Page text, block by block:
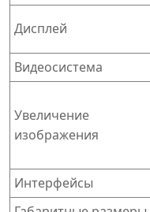
Дисплей
Видеосистема
Увеличение
изображения
Интерфейсы